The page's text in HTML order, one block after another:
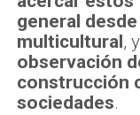
general
multicultural,
observación
construcción
sociedades.